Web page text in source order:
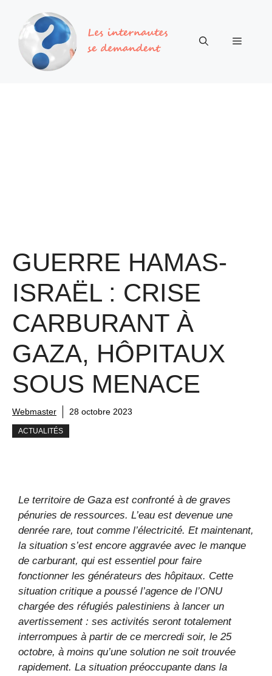
contenu
Menu
GUERRE HAMAS-
ISRAËL : CRISE
CARBURANT À
GAZA, HÔPITAUX
SOUS MENACE
Webmaster 28 octobre 2023
ACTUALITÉS
Le territoire de Gaza est confronté à de graves
pénuries de ressources. L’eau est devenue une
denrée rare, tout comme l’électricité. Et maintenant,
la situation s’est encore aggravée avec le manque
de carburant, qui est essentiel pour faire
fonctionner les générateurs des hôpitaux. Cette
situation critique a poussé l’agence de l’ONU
chargée des réfugiés palestiniens à lancer un
avertissement : ses activités seront totalement
interrompues à partir de ce mercredi soir, le 25
octobre, à moins qu’une solution ne soit trouvée
rapidement. La situation préoccupante dans la